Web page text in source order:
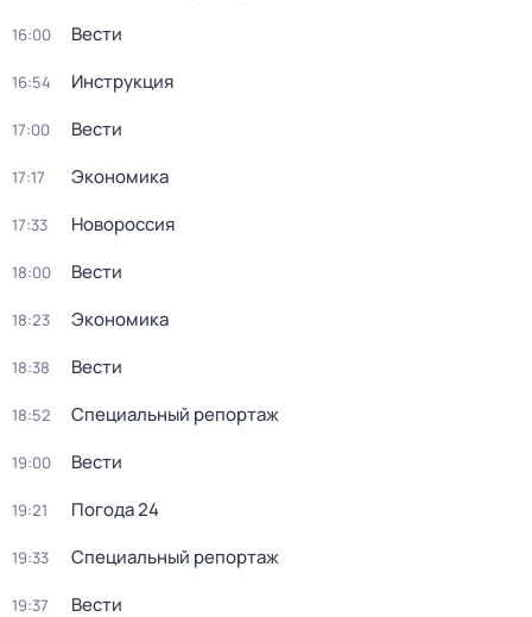
16:00 Вести
16:54 Инструкция
17:00 Вести
17:17 Экономика
17:33 Новороссия
18:00 Вести
18:23 Экономика
18:38 Вести
18:52 Специальный репортаж
19:00 Вести
19:21 Погода 24
19:33 Специальный репортаж
19:37 Вести